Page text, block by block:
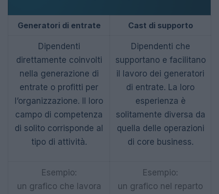
Generatori di entrate Cast di supporto
Dipendenti
direttamente coinvolti
nella generazione di
entrate o profitti per
l’organizzazione. Il loro
campo di competenza
di solito corrisponde al
tipo di attività.
Dipendenti che
supportano e facilitano
il lavoro dei generatori
di entrate. La loro
esperienza è
solitamente diversa da
quella delle operazioni
di core business.
Esempio:
un grafico che lavora
Esempio:
un grafico nel reparto